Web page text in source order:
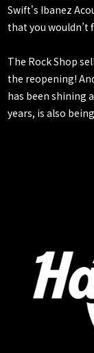
Swift's Ibanez
that you wouldn’t
The Rock Shop
the reopening!
has been shining
years, is also